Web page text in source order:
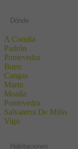
Dónde
A Coruña
Padrón
Pontevedra
Bueu
Cangas
Marin
Moaña
Pontevedra
Salvaterra De Miño
Vigo
Habitaciones